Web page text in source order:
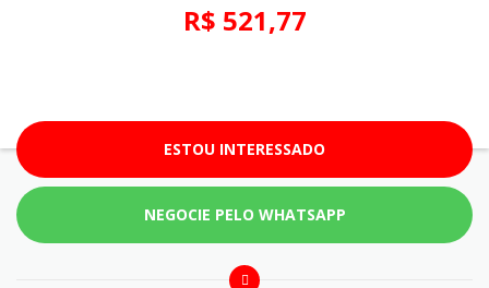
R$ 521,77
ESTOU INTERESSADO
NEGOCIE PELO WHATSAPP